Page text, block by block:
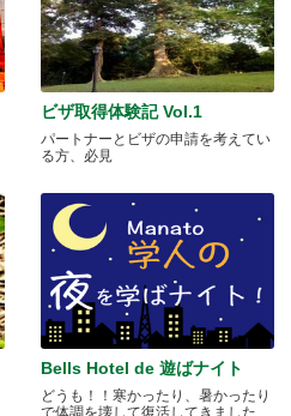
ビザ取得体験記 Vol.1
パートナーとビザの申請を考えてい
る方、必見
Bells Hotel de 遊ばナイト
どうも！！寒かったり、暑かったり
で体調を壊して復活してきました